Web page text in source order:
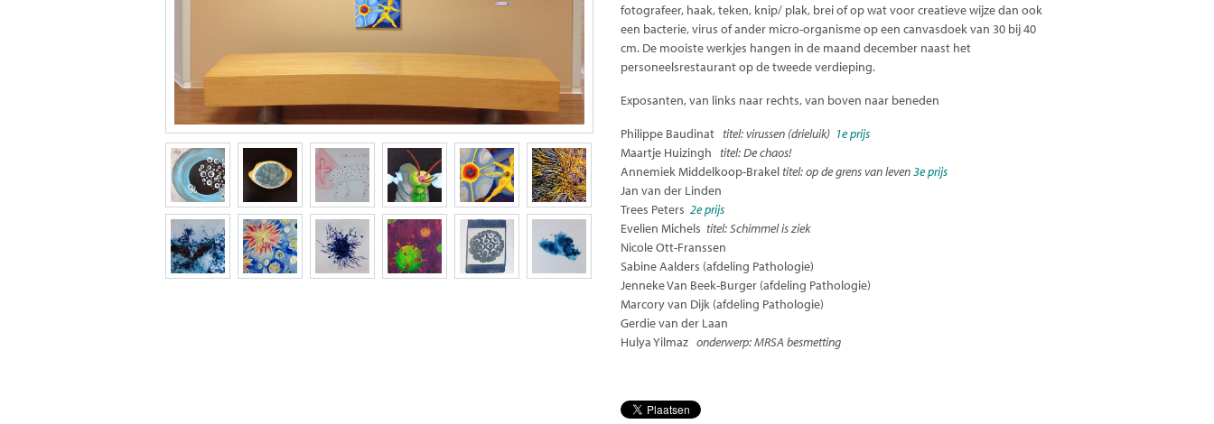
fotografeer, haak, teken, knip/ plak, brei of op wat voor creatieve wijze dan ook
een bacterie, virus of ander micro-organisme op een canvasdoek van 30 bij 40
cm. De mooiste werkjes hangen in de maand december naast het
personeelsrestaurant op de tweede verdieping.
Exposanten, van links naar rechts, van boven naar beneden
Philippe Baudinat titel: virussen (drieluik) 1e prijs
Maartje Huizingh titel: De chaos!
Annemiek Middelkoop-Brakel titel: op de grens van leven3e prijs
Jan van der Linden
Trees Peters 2e prijs
Evelien Michels titel: Schimmel is ziek
Nicole Ott-Franssen
Sabine Aalders (afdeling Pathologie)
Jenneke Van Beek-Burger (afdeling Pathologie)
Marcory van Dijk (afdeling Pathologie)
Gerdie van der Laan
Hulya Yilmaz onderwerp: MRSA besmetting